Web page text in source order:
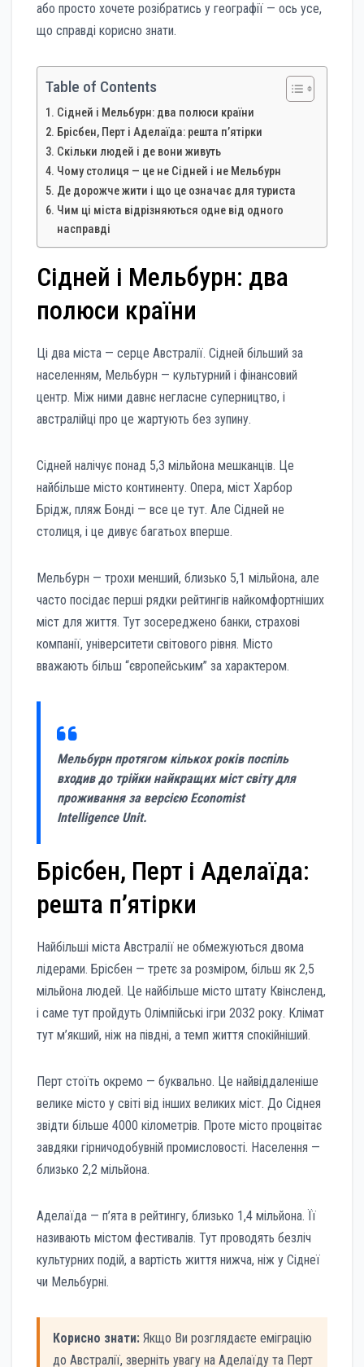
або просто хочете розібратись у географії — ось усе,
що справді корисно знати.
Table of Contents
Сідней і Мельбурн: два полюси країни
Брісбен, Перт і Аделаїда: решта п’ятірки
Скільки людей і де вони живуть
Чому столиця — це не Сідней і не Мельбурн
Де дорожче жити і що це означає для туриста
Чим ці міста відрізняються одне від одного
насправді
Сідней і Мельбурн: два
полюси країни
Ці два міста — серце Австралії. Сідней більший за
населенням, Мельбурн — культурний і фінансовий
центр. Між ними давнє негласне суперництво, і
австралійці про це жартують без зупину.
Сідней налічує понад 5,3 мільйона мешканців. Це
найбільше місто континенту. Опера, міст Харбор
Брідж, пляж Бонді — все це тут. Але Сідней не
столиця, і це дивує багатьох вперше.
Мельбурн — трохи менший, близько 5,1 мільйона, але
часто посідає перші рядки рейтингів найкомфортніших
міст для життя. Тут зосереджено банки, страхові
компанії, університети світового рівня. Місто
вважають більш “європейським” за характером.
Мельбурн протягом кількох років поспіль
входив до трійки найкращих міст світу для
проживання за версією Economist
Intelligence Unit.
Брісбен, Перт і Аделаїда:
решта п’ятірки
Найбільші міста Австралії не обмежуються двома
лідерами. Брісбен — третє за розміром, більш як 2,5
мільйона людей. Це найбільше місто штату Квінсленд,
і саме тут пройдуть Олімпійські ігри 2032 року. Клімат
тут м’якший, ніж на півдні, а темп життя спокійніший.
Перт стоїть окремо — буквально. Це найвіддаленіше
велике місто у світі від інших великих міст. До Сіднея
звідти більше 4000 кілометрів. Проте місто процвітає
завдяки гірничодобувній промисловості. Населення —
близько 2,2 мільйона.
Аделаїда — п’ята в рейтингу, близько 1,4 мільйона. Її
називають містом фестивалів. Тут проводять безліч
культурних подій, а вартість життя нижча, ніж у Сіднеї
чи Мельбурні.
Корисно знати: Якщо Ви розглядаєте еміграцію
до Австралії, зверніть увагу на Аделаїду та Перт